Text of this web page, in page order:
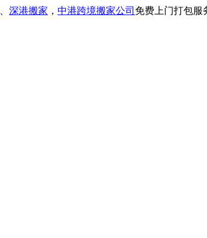
深港搬家 ， 中港跨境搬家公司 免费上门打包服